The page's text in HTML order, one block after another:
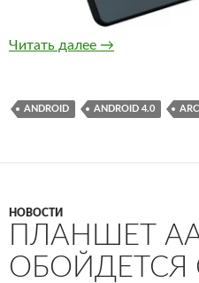
Читать далее Archos
→
ANDROID ANDROID 4.0
НОВОСТИ
ПЛАНШЕТ
ОБОЙДЕТСЯ